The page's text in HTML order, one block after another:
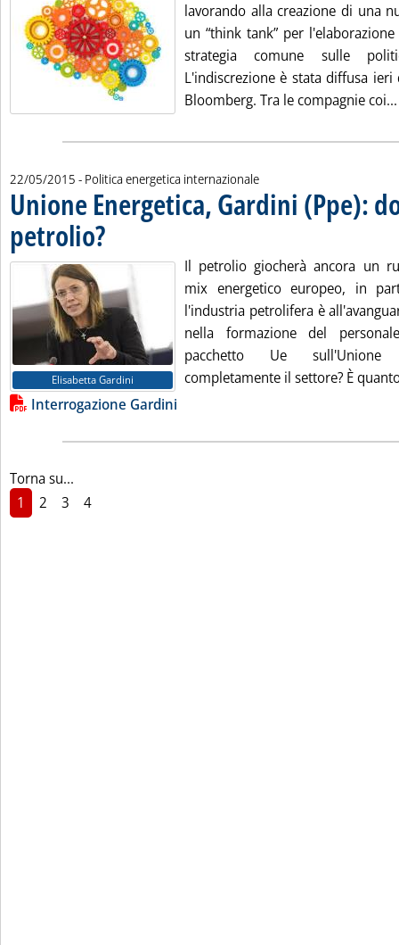
lavorando alla creazione di una
un “think tank” per
strategia comune sulle
L'indiscrezione è stata diffusa ieri
Bloomberg. Tra le compagnie coi...
22/05/2015 - Politica energetica internazionale
Unione Energetica, Gardini (Ppe):
petrolio?. Pubblicata venerdì 22 maggio 2015 alle 14.20.
Elisabetta Gardini
Il petrolio giocherà ancora un
mix energetico europeo, in
l'industria petrolifera è
nella formazione del
pacchetto Ue sull'Unione
completamente il settore? È
Lista allegati PDF alla notizia
Interrogazione Gardini
Torna su...
1
2 3 4